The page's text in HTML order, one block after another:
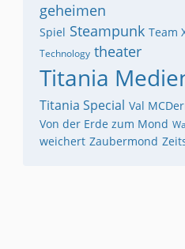
geheimen
Spiel Steampunk Team
Technology theater
Titania
Titania Special Val
Von der Erde zum Mond
weichert Zaubermond